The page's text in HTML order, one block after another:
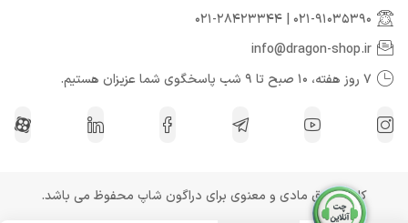
021-91035390
021-28423344
info@dragon-shop.ir
7 روز هفته، 10 صبح تا 9 شب پاسخگوی شما عزیزان هستیم.
کلیه حقوق مادی و معنوی برای دراگون شاپ محفوظ می باشد.